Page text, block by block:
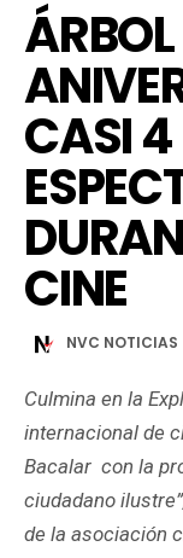
CASI 4
CINE
NVC NOTICIAS
Culmina en la
internacional de
Bacalar con la
ciudadano
de la asociación